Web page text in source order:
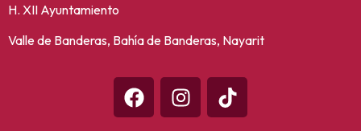
H. XII Ayuntamiento
Valle de Banderas, Bahía de Banderas, Nayarit